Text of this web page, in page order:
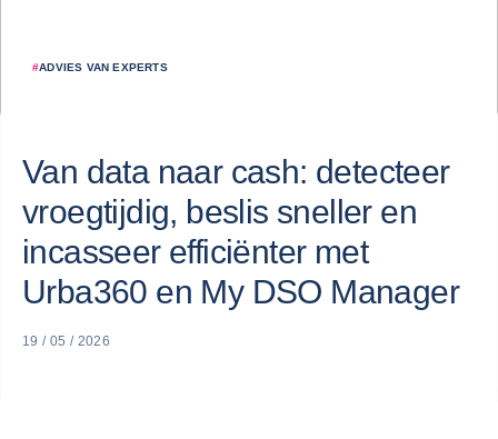
#ADVIES VAN EXPERTS
Van data naar cash: detecteer
vroegtijdig, beslis sneller en
incasseer efficiënter met
Urba360 en My DSO Manager
19 / 05 / 2026